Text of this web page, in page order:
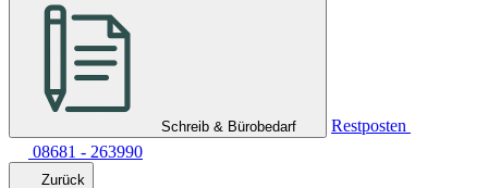
Schreib & Bürobedarf
Restposten
08681 - 263990
Zurück